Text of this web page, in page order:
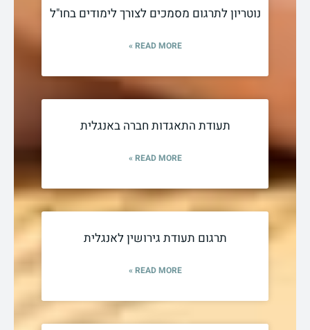
נוטריון לתרגום מסמכים לצורך לימודים בחו"ל
READ MORE »
תעודת התאגדות חברה באנגלית
READ MORE »
תרגום תעודת גירושין לאנגלית
READ MORE »